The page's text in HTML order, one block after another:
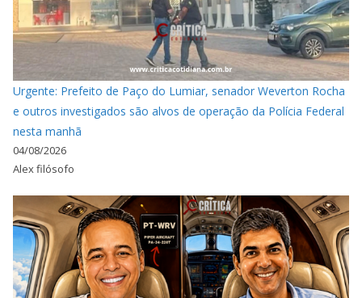
Urgente: Prefeito de Paço do Lumiar, senador Weverton Rocha
e outros investigados são alvos de operação da Polícia Federal
nesta manhã
04/08/2026
Alex filósofo